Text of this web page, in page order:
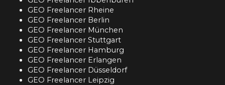
GEO Freelancer Rheine
GEO Freelancer Berlin
GEO Freelancer München
GEO Freelancer Stuttgart
GEO Freelancer Hamburg
GEO Freelancer Erlangen
GEO Freelancer Düsseldorf
GEO Freelancer Leipzig